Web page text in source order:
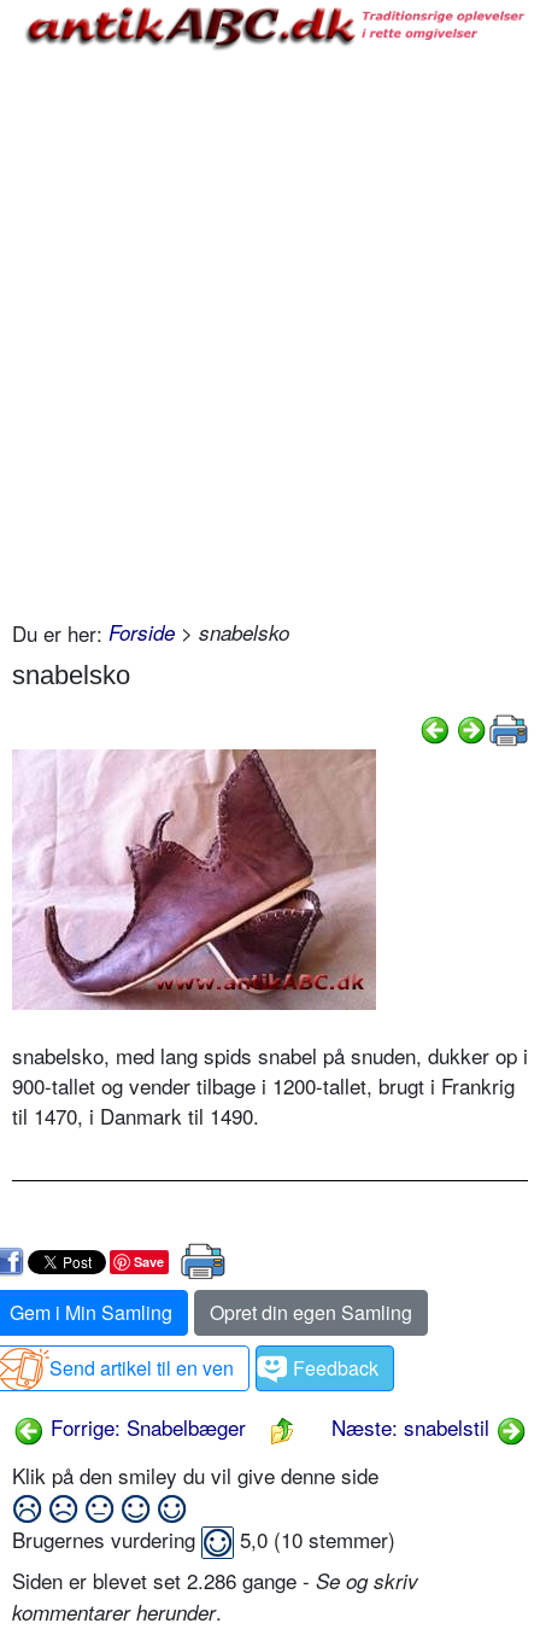
Du er her: Forside > snabelsko
snabelsko
snabelsko, med lang spids snabel på snuden, dukker op i
900-tallet og vender tilbage i 1200-tallet, brugt i Frankrig
til 1470, i Danmark til 1490.
Save
Gem i Min Samling
Opret din egen Samling
Send artikel til en ven
Feedback
Forrige: Snabelbæger
Næste: snabelstil
Klik på den smiley du vil give denne side
Brugernes vurdering 5,0 (10 stemmer)
Siden er blevet set 2.286 gange - Se og skriv
kommentarer herunder.